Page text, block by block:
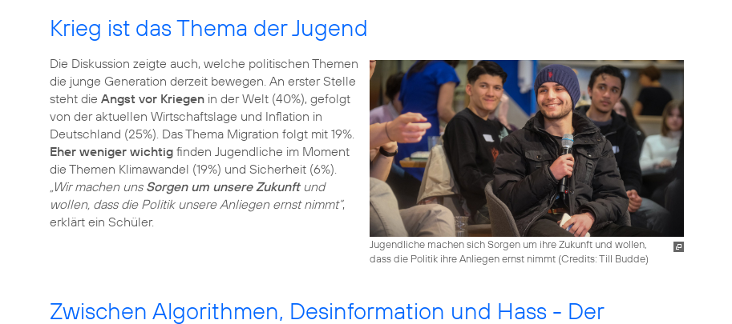
Krieg ist das Thema der Jugend
Jugendliche machen sich Sorgen um ihre Zukunft und wollen,
dass die Politik ihre Anliegen ernst nimmt (Credits: Till Budde)
Die Diskussion zeigte auch, welche politischen Themen
die junge Generation derzeit bewegen. An erster Stelle
steht die Angst vor Kriegen in der Welt (40%), gefolgt
von der aktuellen Wirtschaftslage und Inflation in
Deutschland (25%). Das Thema Migration folgt mit 19%.
Eher weniger wichtig finden Jugendliche im Moment
die Themen Klimawandel (19%) und Sicherheit (6%).
„Wir machen uns Sorgen um unsere Zukunftund
wollen, dass die Politik unsere Anliegen ernst nimmt“,
erklärt ein Schüler.
Zwischen Algorithmen, Desinformation und Hass - Der